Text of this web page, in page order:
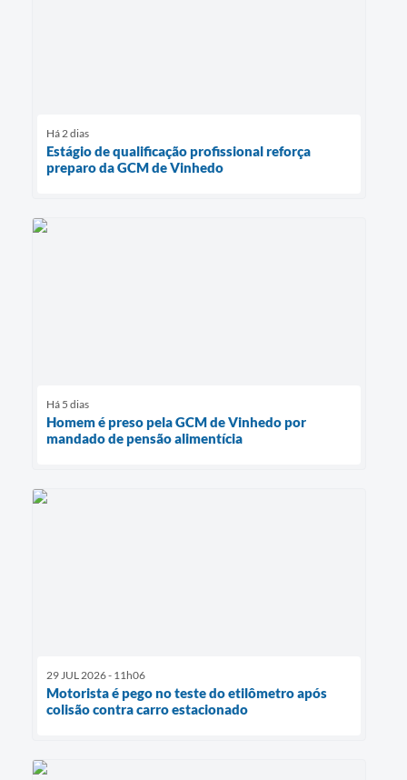
Há 2 dias
Estágio de qualificação profissional reforça
preparo da GCM de Vinhedo
Há 5 dias
Homem é preso pela GCM de Vinhedo por
mandado de pensão alimentícia
29 JUL 2026 - 11h06
Motorista é pego no teste do etilômetro após
colisão contra carro estacionado